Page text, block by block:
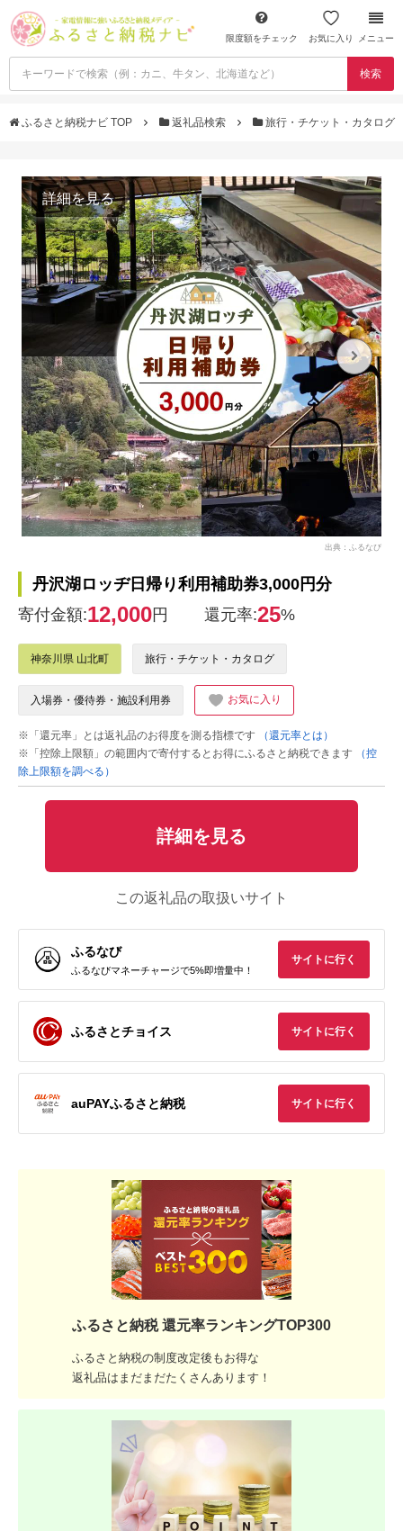
限度額をチェック お気に入り メニュー
検索
ふるさと納税ナビ TOP 返礼品検索 旅行・チケット・カタログ
詳細を見る
出典：ふるなび
丹沢湖ロッヂ日帰り利用補助券3,000円分
寄付金額:12,000円 還元率:25%
神奈川県 山北町 旅行・チケット・カタログ
入場券・優待券・施設利用券 お気に入り
※「還元率」とは返礼品のお得度を測る指標です
（還元率とは）
※「控除上限額」の範囲内で寄付するとお得にふるさと納税できます
（控
除上限額を調べる）
詳細を見る
この返礼品の取扱いサイト
ふるなび
ふるなびマネーチャージで5%即増量中！
サイトに行く
ふるさとチョイス サイトに行く
auPAYふるさと納税 サイトに行く
ふるさと納税 還元率ランキングTOP300
ふるさと納税の制度改定後もお得な
返礼品はまだまだたくさんあります！